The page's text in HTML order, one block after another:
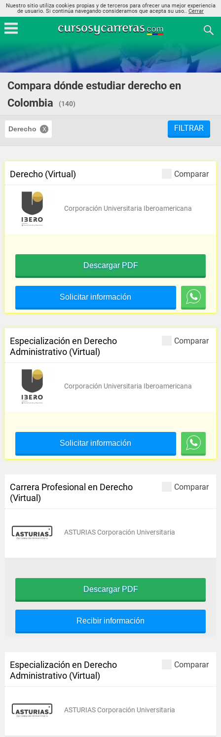
Nuestro sitio utiliza cookies propias y de terceros para ofrecer una mejor experiencia
de usuario. Si continúa navegando consideramos que acepta su uso.. Cerrar
Compara dónde estudiar derecho en
Colombia
(140)
Derecho FILTRAR
Comparar
Derecho (Virtual)
Corporación Universitaria Iberoamericana
Descargar PDF
Solicitar información
Comparar
Especialización en Derecho
Administrativo (Virtual)
Corporación Universitaria Iberoamericana
Solicitar información
Comparar
Carrera Profesional en Derecho
(Virtual)
ASTURIAS Corporación Universitaria
Descargar PDF
Recibir información
Comparar
Especialización en Derecho
Administrativo (Virtual)
ASTURIAS Corporación Universitaria